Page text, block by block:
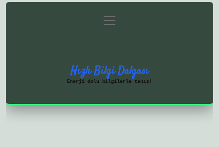
Gizlilik Politikası
menüyü
aç
Hızlı Bilgi Dalgası
Enerji dolu bilgilerle tanış!